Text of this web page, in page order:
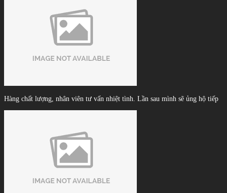
Hàng chất lượng, nhân viên tư vấn nhiệt tình. Lần sau mình sẽ ủng hộ tiếp